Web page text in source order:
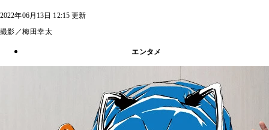
2022年06月13日 12:15 更新
撮影／梅田幸太
エンタメ